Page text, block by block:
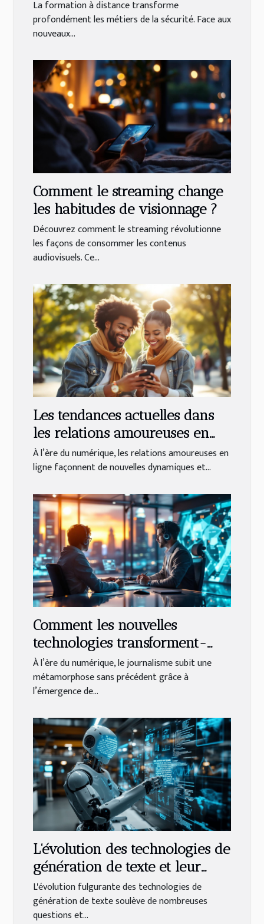
La formation à distance transforme
profondément les métiers de la sécurité. Face aux
nouveaux...
Comment le streaming change
les habitudes de visionnage ?
Découvrez comment le streaming révolutionne
les façons de consommer les contenus
audiovisuels. Ce...
Les tendances actuelles dans
les relations amoureuses en
ligne
À l’ère du numérique, les relations amoureuses en
ligne façonnent de nouvelles dynamiques et...
Comment les nouvelles
technologies transforment-
elles le journalisme ?
À l’ère du numérique, le journalisme subit une
métamorphose sans précédent grâce à
l’émergence de...
L'évolution des technologies de
génération de texte et leur
impact futur
L'évolution fulgurante des technologies de
génération de texte soulève de nombreuses
questions et...